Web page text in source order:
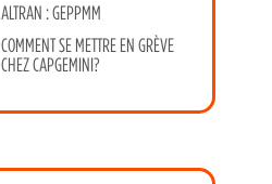
ALTRAN : GEPPMM
COMMENT SE METTRE EN GRÈVE
CHEZ CAPGEMINI?